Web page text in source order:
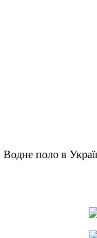
Водне поло в